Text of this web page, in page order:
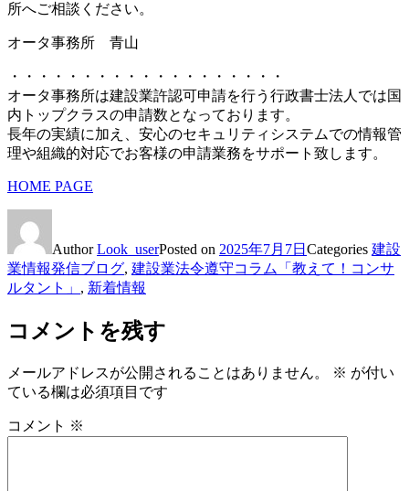
所へご相談ください。
オータ事務所 青山
・・・・・・・・・・・・・・・・・・・
オータ事務所は建設業許認可申請を行う行政書士法人では国
内トップクラスの申請数となっております。
長年の実績に加え、安心のセキュリティシステムでの情報管
理や組織的対応でお客様の申請業務をサポート致します。
HOME PAGE
AuthorLook_userPosted on 2025年7月7日 Categories 建設
業情報発信ブログ, 建設業法令遵守コラム「教えて！コンサ
ルタント」 , 新着情報
コメントを残す
メールアドレスが公開されることはありません。 ※ が付い
ている欄は必須項目です
コメント ※